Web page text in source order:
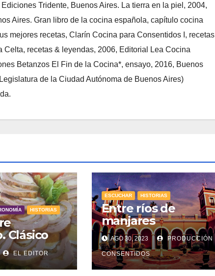
Tridente, Buenos Aires. La tierra en la piel, 2004,
Aires. Gran libro de la cocina española, capítulo cocina
mejores recetas, Clarín Cocina para Consentidos I, recetas
recetas & leyendas, 2006, Editorial Lea Cocina
Betanzos El Fin de la Cocina*, ensayo, 2016, Buenos
de la Ciudad Autónoma de Buenos Aires)
HISTORIAS
Clásico
EL EDITOR
ESCUCHAR HISTORIAS
Entre ríos de
manjares
AGO 30, 2023 PRODUCCIÓN
CONSENTIDOS